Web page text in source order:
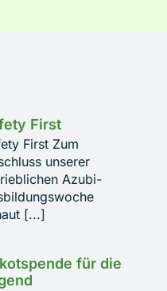
First
First Zum
unserer
Azubi-
[...]
für die